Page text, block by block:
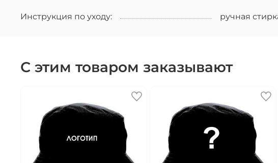
Инструкция по уходу: ручная
С этим товаром заказывают